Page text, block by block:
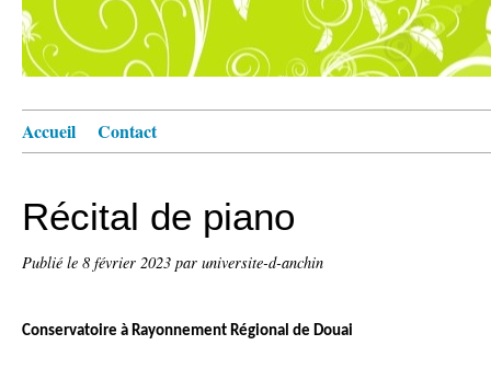
Accueil Contact
Récital de piano
Publié le 8 février 2023 par universite-d-anchin
Conservatoire à Rayonnement Régional de Douai